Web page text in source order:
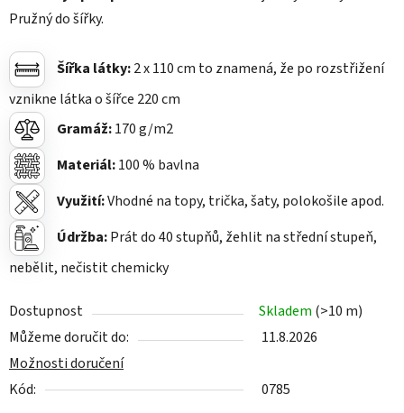
Pružný do šířky.
Šířka látky:2 x 110 cm to znamená, že po rozstřižení
vznikne látka o šířce 220cm
Gramáž:170 g/m2
Materiál:100% bavlna
Využití:Vhodné na topy, trička, šaty, polokošile apod.
Údržba:Prát do 40 stupňů, žehlit na střední stupeň,
nebělit, nečistit chemicky
Dostupnost Skladem (>10 m)
Můžeme doručit do:
11.8.2026
Možnosti doručení
Kód:
0785